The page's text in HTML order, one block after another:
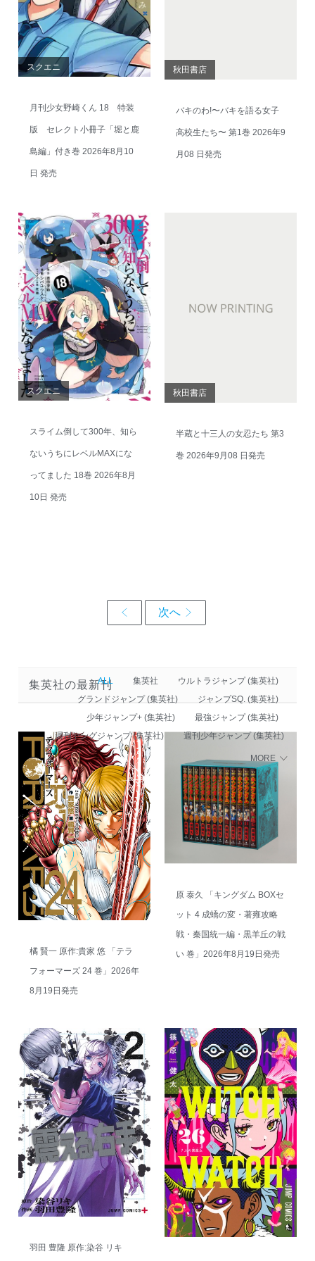
スクエニ
月刊少女野崎くん 18 特装
版 セレクト小冊子「堀と鹿
島編」付き巻 2026年8月10
日 発売
秋田書店
バキのわ!〜バキを語る女子
高校生たち〜 第1巻 2026年9
月08 日発売
スクエニ
スライム倒して300年、知ら
ないうちにレベルMAXにな
ってました 18巻 2026年8月
10日 発売
秋田書店
半蔵と十三人の女忍たち 第3
巻 2026年9月08 日発売
集英社の最新刊
ALL 集英社
ウルトラジャンプ (集英社)
グランドジャンプ (集英社)
ジャンプSQ. (集英社)
少年ジャンプ+ (集英社)
最強ジャンプ (集英社)
週刊ヤングジャンプ (集英社)
週刊少年ジャンプ (集英社)
MORE
橘 賢一 原作:貴家 悠 「テラ
フォーマーズ 24 巻」2026年
8月19日発売
原 泰久 「キングダム BOXセ
ット 4 成蟜の変・著雍攻略
戦・秦国統一編・黒羊丘の戦
い 巻」2026年8月19日発売
羽田 豊隆 原作:染谷 リキ